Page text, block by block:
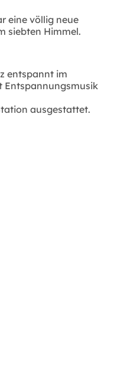
eine völlig neue
siebten Himmel.
entspannt im
Entspannungsmusik
ausgestattet.